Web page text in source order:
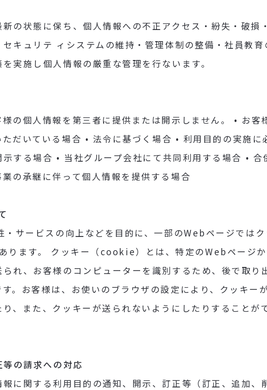
の状態に保ち、個人情報への不正アクセス・紛失・破損
キュリテ ィシステムの維持・管理体制の整備・社員教育
実施し個人情報の厳重な管理を行ないます。
の個人情報を第三者に提供または開示しません。 • お客
だいている場合 • 法令に基づく場合 • 利用目的の実施に
する場合 • 当社グループ会社にて共同利用する場合 • 合
の承継に伴って個人情報を提供する場合
サービスの向上などを目的に、一部のWebページではク
ります。 クッキー（cookie）とは、特定のWebページ
れ、お客様のコンピューターを識別するため、後で取り
。お客様は、お使いのブラウザの設定により、クッキー
、また、クッキーが送られないようにしたりすることが
の請求への対応
に関する利用目的の通知、開示、訂正等（訂正、追加、